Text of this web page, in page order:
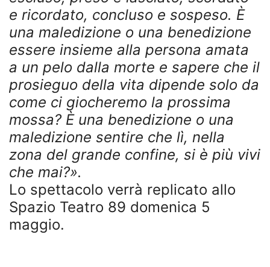
e ricordato, concluso e sospeso. È
una maledizione o una benedizione
essere insieme alla persona amata
a un pelo dalla morte e sapere che il
prosieguo della vita dipende solo da
come ci giocheremo la prossima
mossa? È una benedizione o una
maledizione sentire che lì, nella
zona del grande confine, si è più vivi
che mai?».
Lo spettacolo verrà replicato allo
Spazio Teatro 89 domenica 5
maggio.